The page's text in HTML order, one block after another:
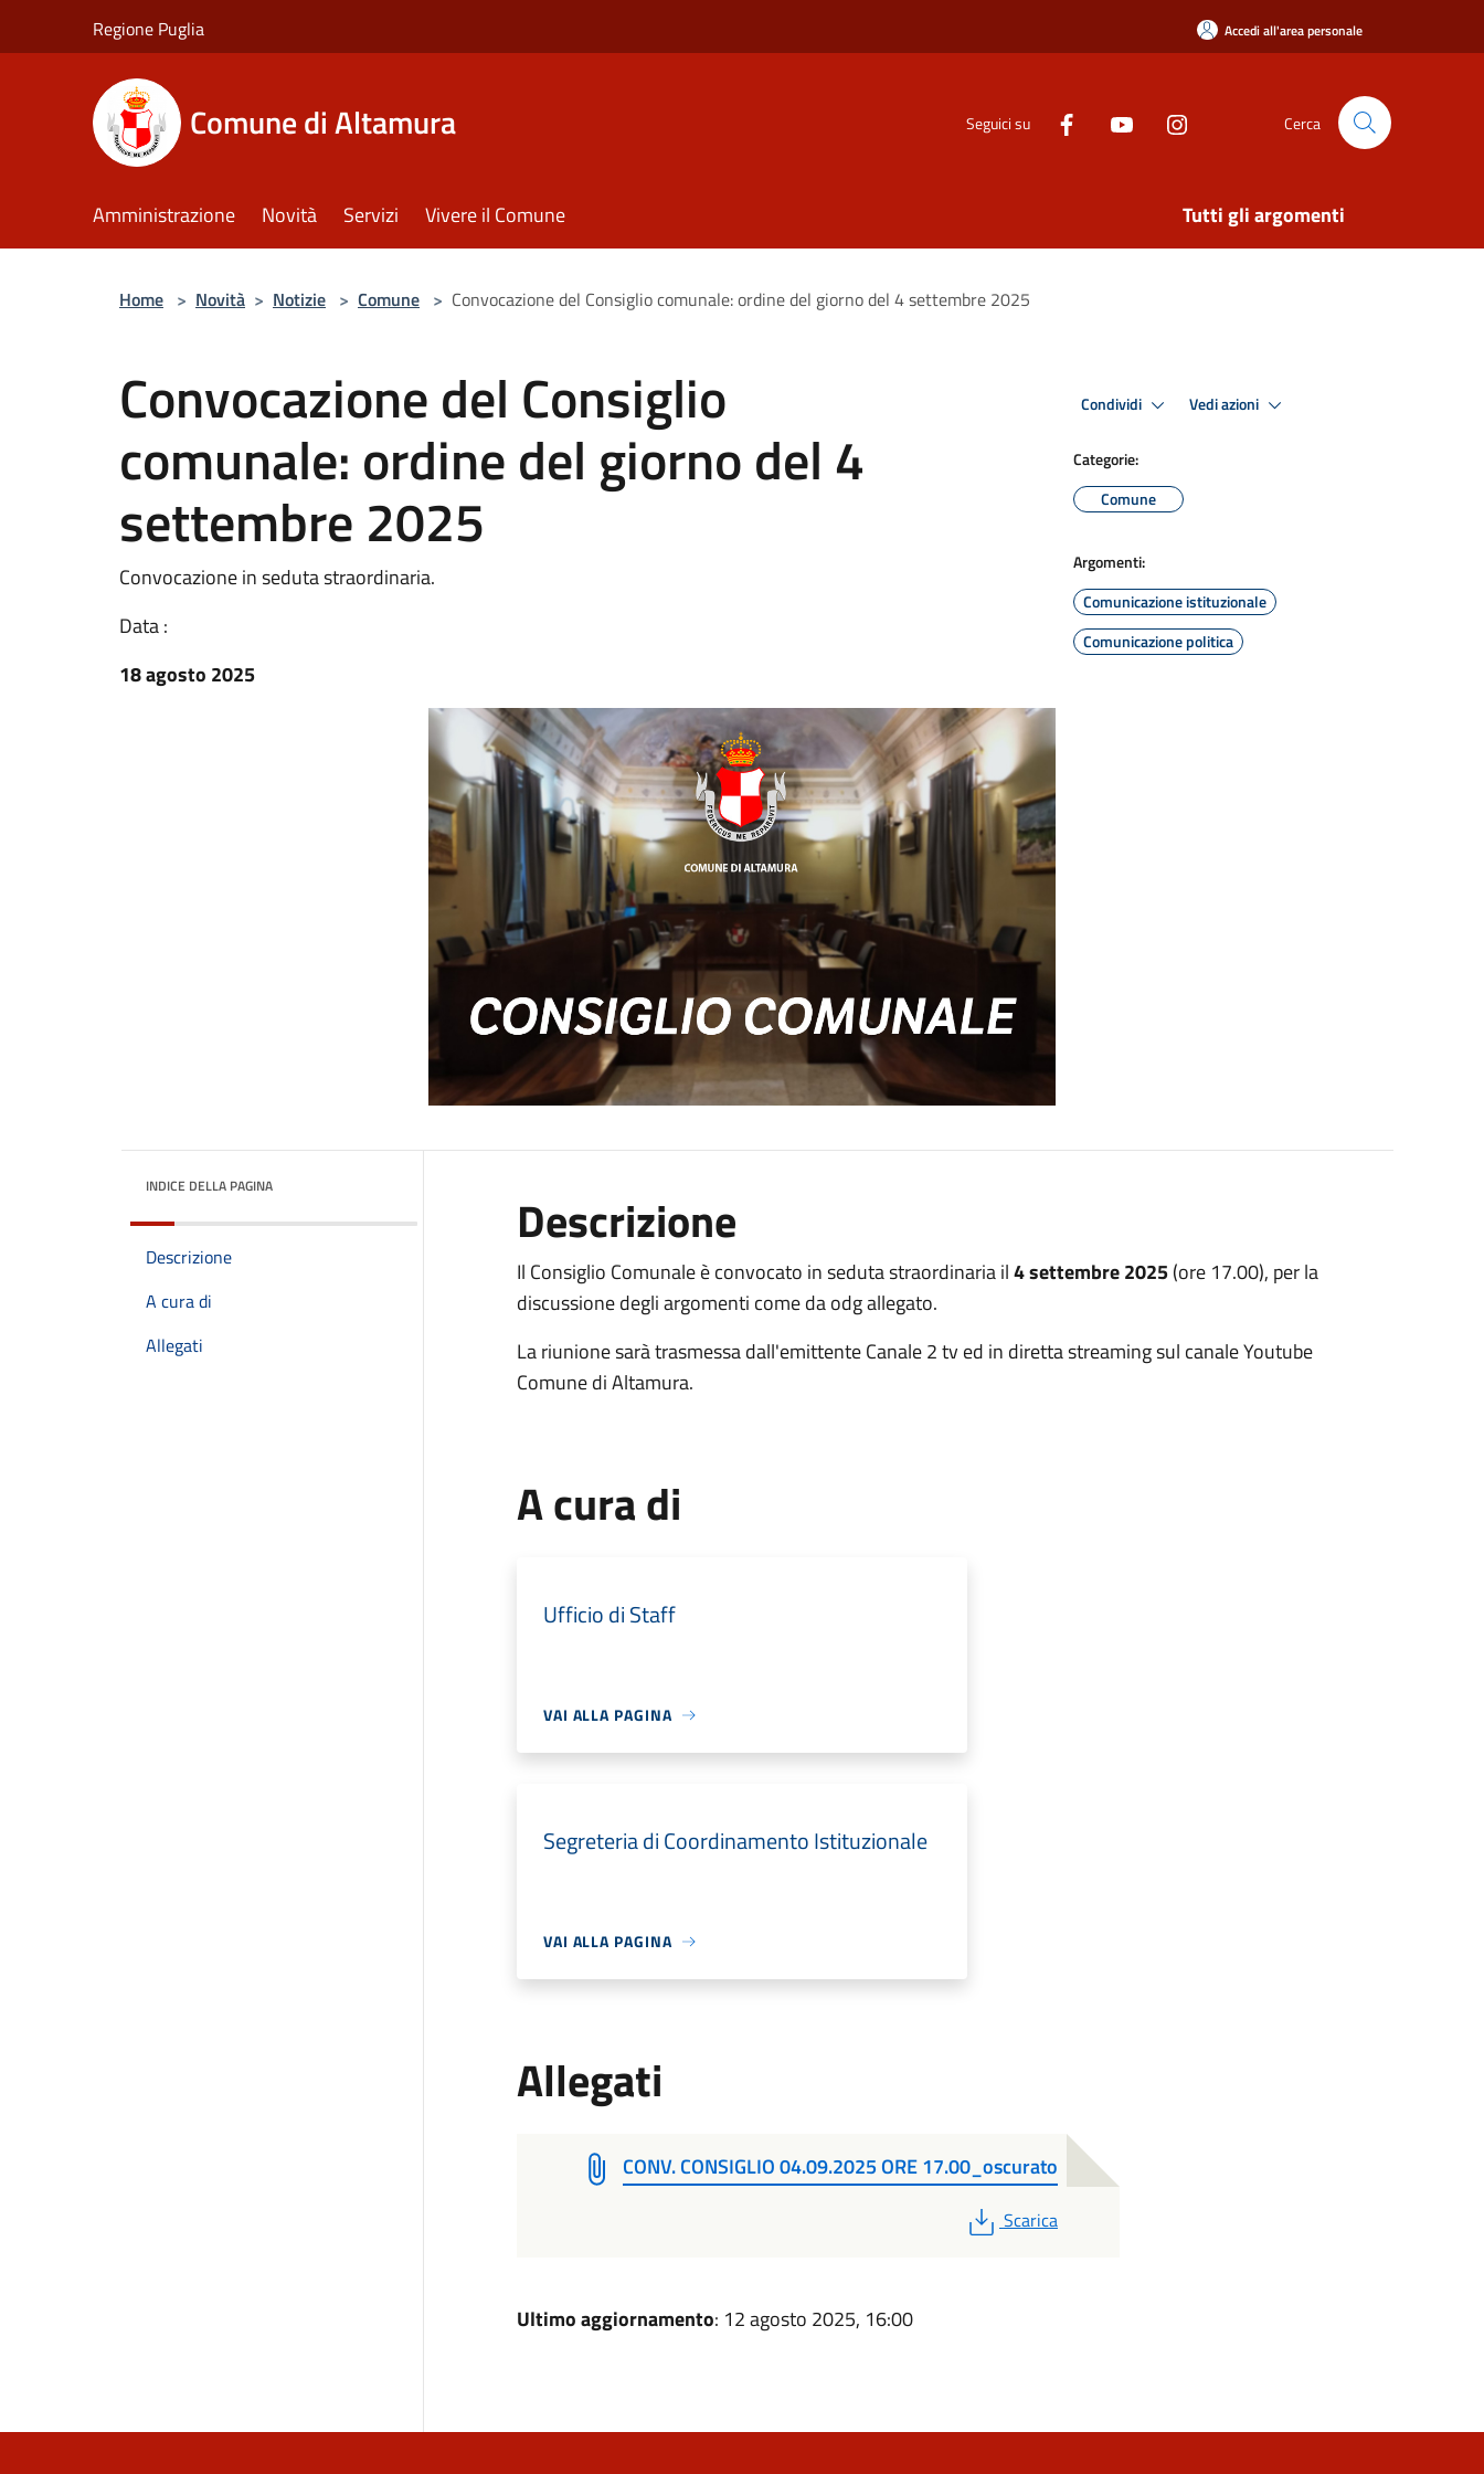
Regione Puglia Accedi all'area personale
Comune di Altamura Seguici su Cerca
Amministrazione Novità Servizi Vivere il Comune Tutti gli argomenti
Home > Novità > Notizie > Comune > Convocazione del Consiglio comunale: ordine del giorno del 4 settembre 2025
Convocazione del Consiglio
comunale: ordine del giorno del 4
settembre 2025
Convocazione in seduta straordinaria.
Data :
18 agosto 2025
Condividi Vedi azioni
Categorie:
Comune
Argomenti:
Comunicazione istituzionale
Comunicazione politica
INDICE DELLA PAGINA
Descrizione
A cura di
Allegati
Descrizione
Il Consiglio Comunale è convocato in seduta straordinaria il4 settembre 2025(ore 17.00), per la
discussione degli argomenti come da odg allegato.
La riunione sarà trasmessa dall'emittente Canale 2 tv ed in diretta streaming sul canale Youtube
Comune di Altamura.
A cura di
Ufficio di Staff
VAI ALLA PAGINA
Segreteria di Coordinamento Istituzionale
VAI ALLA PAGINA
Allegati
CONV. CONSIGLIO 04.09.2025 ORE 17.00_oscurato
PDF
Scarica
Ultimo aggiornamento: 12 agosto 2025, 16:00